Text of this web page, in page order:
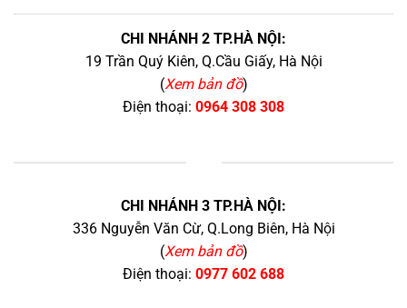
CHI NHÁNH 2 TP.HÀ NỘI:
19 Trần Quý Kiên, Q.Cầu Giấy, Hà Nội
(Xem bản đồ)
Điện thoại: 0964 308 308
CHI NHÁNH 3 TP.HÀ NỘI:
336 Nguyễn Văn Cừ, Q.Long Biên, Hà Nội
(Xem bản đồ)
Điện thoại: 0977 602 688